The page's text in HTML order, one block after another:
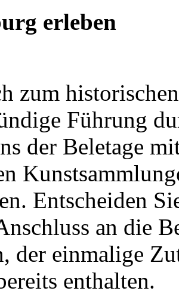
erleben
zum
Führung
der Beletage
Entscheiden
an die
der einmalige
enthalten.